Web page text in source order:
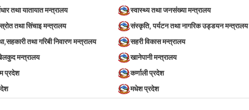
तथा यातायात मन्त्रालय
स्वास्थ्य तथा जनसंख्या मन्त्रालय
तथा सिंचाइ मन्त्रालय
संस्कृति, पर्यटन तथा नागरिक उड्डयन मन्त्रालय
तथा गरिबी निवारण मन्त्रालय
सहरी विकास मन्त्रालय
मन्त्रालय
खानेपानी मन्त्रालय
प्रदेश
कर्णाली प्रदेश
मधेश प्रदेश